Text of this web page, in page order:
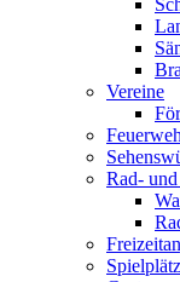
Vereine
Rad-